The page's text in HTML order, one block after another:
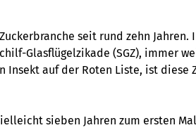
seit rund zehn
Glasflügelzikade (SGZ), immer
Insekt auf der Roten Liste, ist diese
sieben Jahren zum ersten